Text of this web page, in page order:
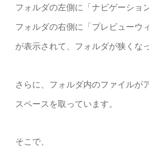
フォルダの左側に「ナビゲーショ
フォルダの右側に「プレビューウ
が表示されて、フォルダが狭くな
さらに、フォルダ内のファイルが
スペースを取っています。
そこで、